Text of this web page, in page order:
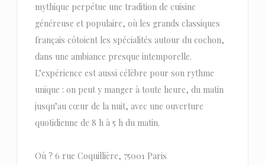
mythique perpétue une tradition de cuisine
généreuse et populaire, où les grands classiques
français côtoient les spécialités autour du cochon,
dans une ambiance presque intemporelle.
L’expérience est aussi célèbre pour son rythme
unique : on peut y manger à toute heure, du matin
jusqu’au cœur de la nuit, avec une ouverture
quotidienne de 8 h à 5 h du matin.
Où ? 6 rue Coquillière, 75001 Paris